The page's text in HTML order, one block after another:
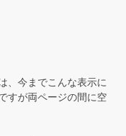
、今までこんな表示に
すが両ページの間に空